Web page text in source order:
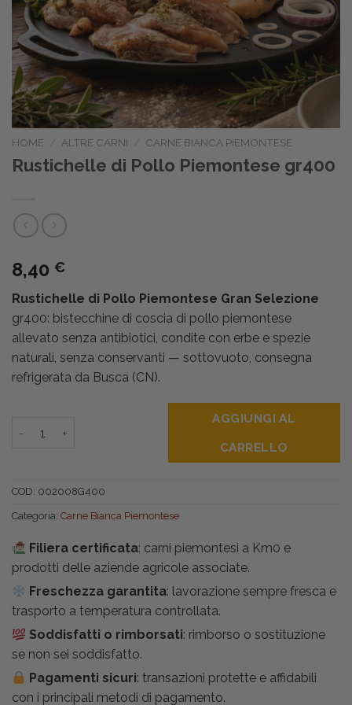
HOME ALTRE CARNI CARNE BIANCA PIEMONTESE
Rustichelle di Pollo Piemontese gr400
8,40 €
Rustichelle di Pollo Piemontese Gran Selezione
gr400: bistecchine di coscia di pollo piemontese
allevato senza antibiotici, condite con erbe e spezie
naturali, senza conservanti — sottovuoto, consegna
refrigerata da Busca (CN).
Rustichelle di Pollo Piemontese gr400 quantità
AGGIUNGI AL
CARRELLO
COD: 002008G400
Categoria: Carne Bianca Piemontese
Filiera certificata: carni piemontesi a Km0 e
prodotti delle aziende agricole associate.
Freschezza garantita: lavorazione sempre fresca e
trasporto a temperatura controllata.
Soddisfatti o rimborsati: rimborso o sostituzione
se non sei soddisfatto.
Pagamenti sicuri: transazioni protette e affidabili
con i principali metodi di pagamento.